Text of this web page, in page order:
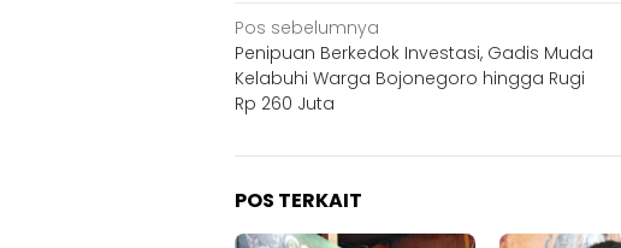
Navigasi
pos
Pos sebelumnya
Penipuan Berkedok Investasi, Gadis Muda
Kelabuhi Warga Bojonegoro hingga Rugi
Rp 260 Juta
POS TERKAIT